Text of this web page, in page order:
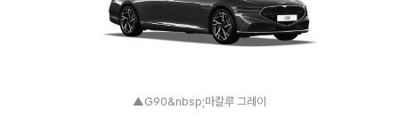
▲G90&nbsp;마칼루 그레이